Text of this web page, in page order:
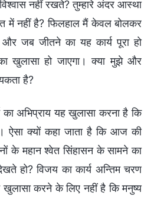
नहीं रखते? तुम्हारे अंदर आस्था
में नहीं है? फिलहाल मैं केवल बोलकर
जब जीतने का यह कार्य पूरा हो
का खुलासा हो जाएगा। क्या मुझे और
है?
अभिप्राय यह खुलासा करना है कि
ऐसा क्यों कहा जाता है कि आज की
के महान श्वेत सिंहासन के सामने का
हो? विजय का कार्य अन्तिम चरण
खुलासा करने के लिए नहीं है कि मनुष्य